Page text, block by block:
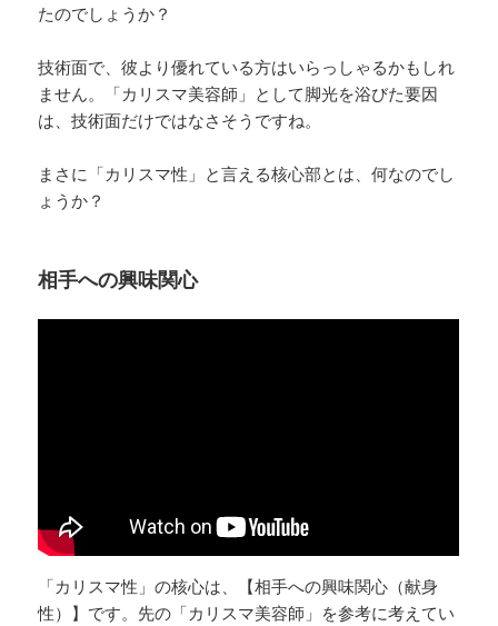
たのでしょうか？
技術面で、彼より優れている方はいらっしゃるかもしれ
ません。「カリスマ美容師」として脚光を浴びた要因
は、技術面だけではなさそうですね。
まさに「カリスマ性」と言える核心部とは、何なのでし
ょうか？
相手への興味関心
「カリスマ性」の核心は、【相手への興味関心（献身
性）】です。先の「カリスマ美容師」を参考に考えてい